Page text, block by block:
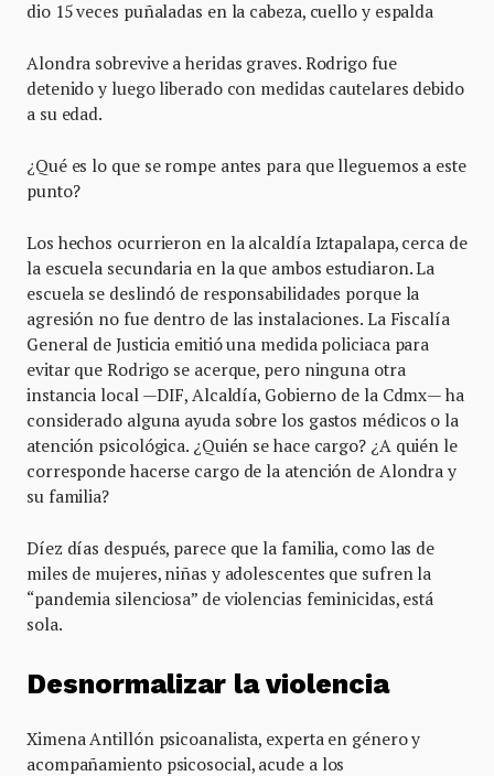
dio 15 veces puñaladas en la cabeza, cuello y espalda
Alondra sobrevive a heridas graves. Rodrigo fue
detenido y luego liberado con medidas cautelares debido
a su edad.
¿Qué es lo que se rompe antes para que lleguemos a este
punto?
Los hechos ocurrieron en la alcaldía Iztapalapa, cerca de
la escuela secundaria en la que ambos estudiaron. La
escuela se deslindó de responsabilidades porque la
agresión no fue dentro de las instalaciones. La Fiscalía
General de Justicia emitió una medida policiaca para
evitar que Rodrigo se acerque, pero ninguna otra
instancia local —DIF, Alcaldía, Gobierno de la Cdmx— ha
considerado alguna ayuda sobre los gastos médicos o la
atención psicológica. ¿Quién se hace cargo? ¿A quién le
corresponde hacerse cargo de la atención de Alondra y
su familia?
Díez días después, parece que la familia, como las de
miles de mujeres, niñas y adolescentes que sufren la
“pandemia silenciosa” de violencias feminicidas, está
sola.
Desnormalizar la violencia
Ximena Antillón psicoanalista, experta en género y
acompañamiento psicosocial, acude a los